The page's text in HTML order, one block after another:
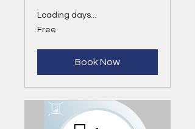
Loading days...
Free
Free
Book Now